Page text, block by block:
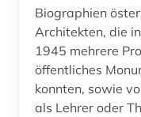
dänemark (1)
england (2)
englisch (7)
Schweden (1)
Schweiz (5)
Biographien
Architekten, die
1945 mehrere
öffentliches
konnten, sowie
als Lehrer oder